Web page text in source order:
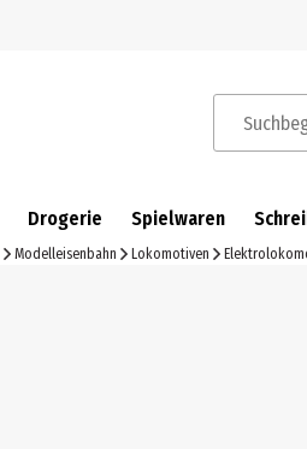
Drogerie Spielwaren
Modelleisenbahn Lokomotiven